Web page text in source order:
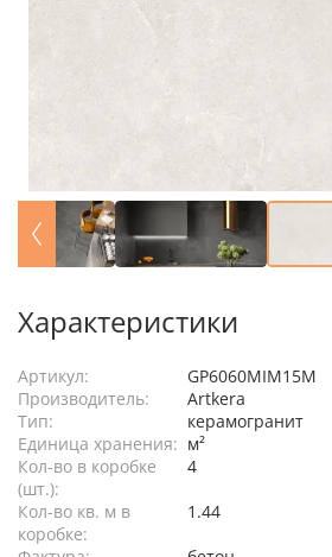
Характеристики
Артикул:
GP6060MIM15M
Производитель:
Artkera
Тип:
керамогранит
Единица хранения: м²
Кол-во в коробке
(шт.):
4
Кол-во кв. м в
коробке:
1.44